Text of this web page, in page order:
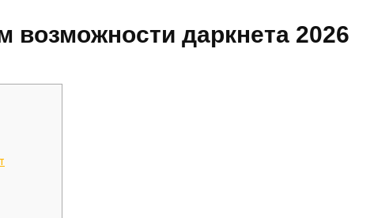
возможности даркнета 2026